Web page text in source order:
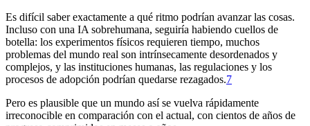
Es difícil saber exactamente a qué ritmo podrían avanzar las cosas.
Incluso con una IA sobrehumana, seguiría habiendo cuellos de
botella: los experimentos físicos requieren tiempo, muchos
problemas del mundo real son intrínsecamente desordenados y
complejos, y las instituciones humanas, las regulaciones y los
procesos de adopción podrían quedarse rezagados.⁠7
Pero es plausible que un mundo así se vuelva rápidamente
irreconocible en comparación con el actual, con cientos de años de